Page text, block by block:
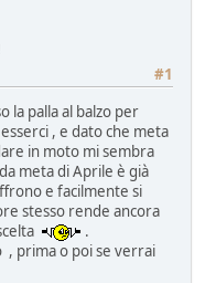
#1
la palla al balzo per
, e dato che meta
in moto mi sembra
meta di Aprile è già
e facilmente si
stesso rende ancora
.
, prima o poi se verrai